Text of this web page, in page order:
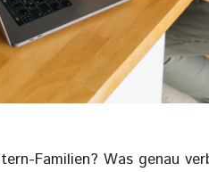
Familien? Was genau